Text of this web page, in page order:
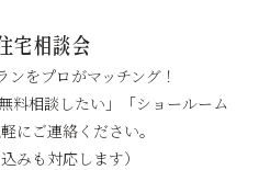
宅相談会
ンをプロがマッチング！
料相談したい」「ショールーム
にご連絡ください。
みも対応します）